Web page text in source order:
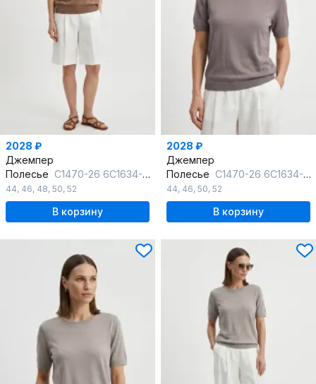
2028 ₽
Джемпер
Полесье С1470-26 6С1634-Д43 170,176 песочный_беж
44, 46, 48, 50, 52
В корзину
2028 ₽
Джемпер
Полесье С1470-26 6С1634-Д43 158,164 стальной
44, 46, 50, 52
В корзину